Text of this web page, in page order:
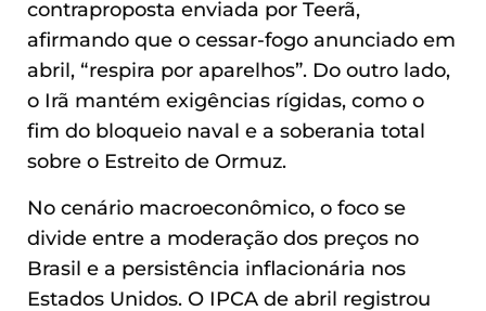
contraproposta enviada por Teerã,
afirmando que o cessar-fogo anunciado em
abril, “respira por aparelhos”. Do outro lado,
o Irã mantém exigências rígidas, como o
fim do bloqueio naval e a soberania total
sobre o Estreito de Ormuz.
No cenário macroeconômico, o foco se
divide entre a moderação dos preços no
Brasil e a persistência inflacionária nos
Estados Unidos. O IPCA de abril registrou